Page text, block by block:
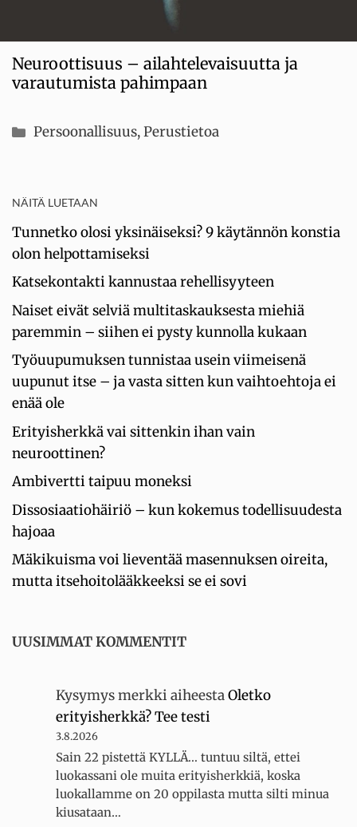
Neuroottisuus – ailahtelevaisuutta ja
varautumista pahimpaan
Kategoriat
Persoonallisuus,Perustietoa
NÄITÄ LUETAAN
Tunnetko olosi yksinäiseksi? 9 käytännön konstia
olon helpottamiseksi
Katsekontakti kannustaa rehellisyyteen
Naiset eivät selviä multitaskauksesta miehiä
paremmin – siihen ei pysty kunnolla kukaan
Työuupumuksen tunnistaa usein viimeisenä
uupunut itse – ja vasta sitten kun vaihtoehtoja ei
enää ole
Erityisherkkä vai sittenkin ihan vain
neuroottinen?
Ambivertti taipuu moneksi
Dissosiaatiohäiriö – kun kokemus todellisuudesta
hajoaa
Mäkikuisma voi lieventää masennuksen oireita,
mutta itsehoitolääkkeeksi se ei sovi
UUSIMMAT KOMMENTIT
Kysymys merkki aiheestaOletko
erityisherkkä? Tee testi
3.8.2026
Sain 22 pistettä KYLLÄ... tuntuu siltä, ettei
luokassani ole muita erityisherkkiä, koska
luokallamme on 20 oppilasta mutta silti minua
kiusataan…